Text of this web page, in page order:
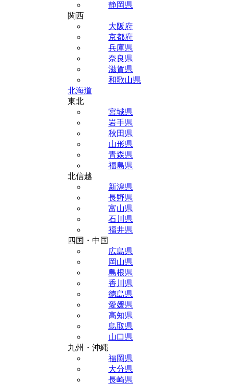
静岡県
関西
大阪府
京都府
兵庫県
奈良県
滋賀県
和歌山県
北海道
東北
宮城県
岩手県
秋田県
山形県
青森県
福島県
北信越
新潟県
長野県
富山県
石川県
福井県
四国・中国
広島県
岡山県
島根県
香川県
徳島県
愛媛県
高知県
鳥取県
山口県
九州・沖縄
福岡県
大分県
長崎県